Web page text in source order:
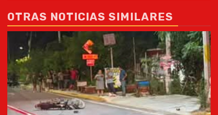
OTRAS NOTICIAS SIMILARES